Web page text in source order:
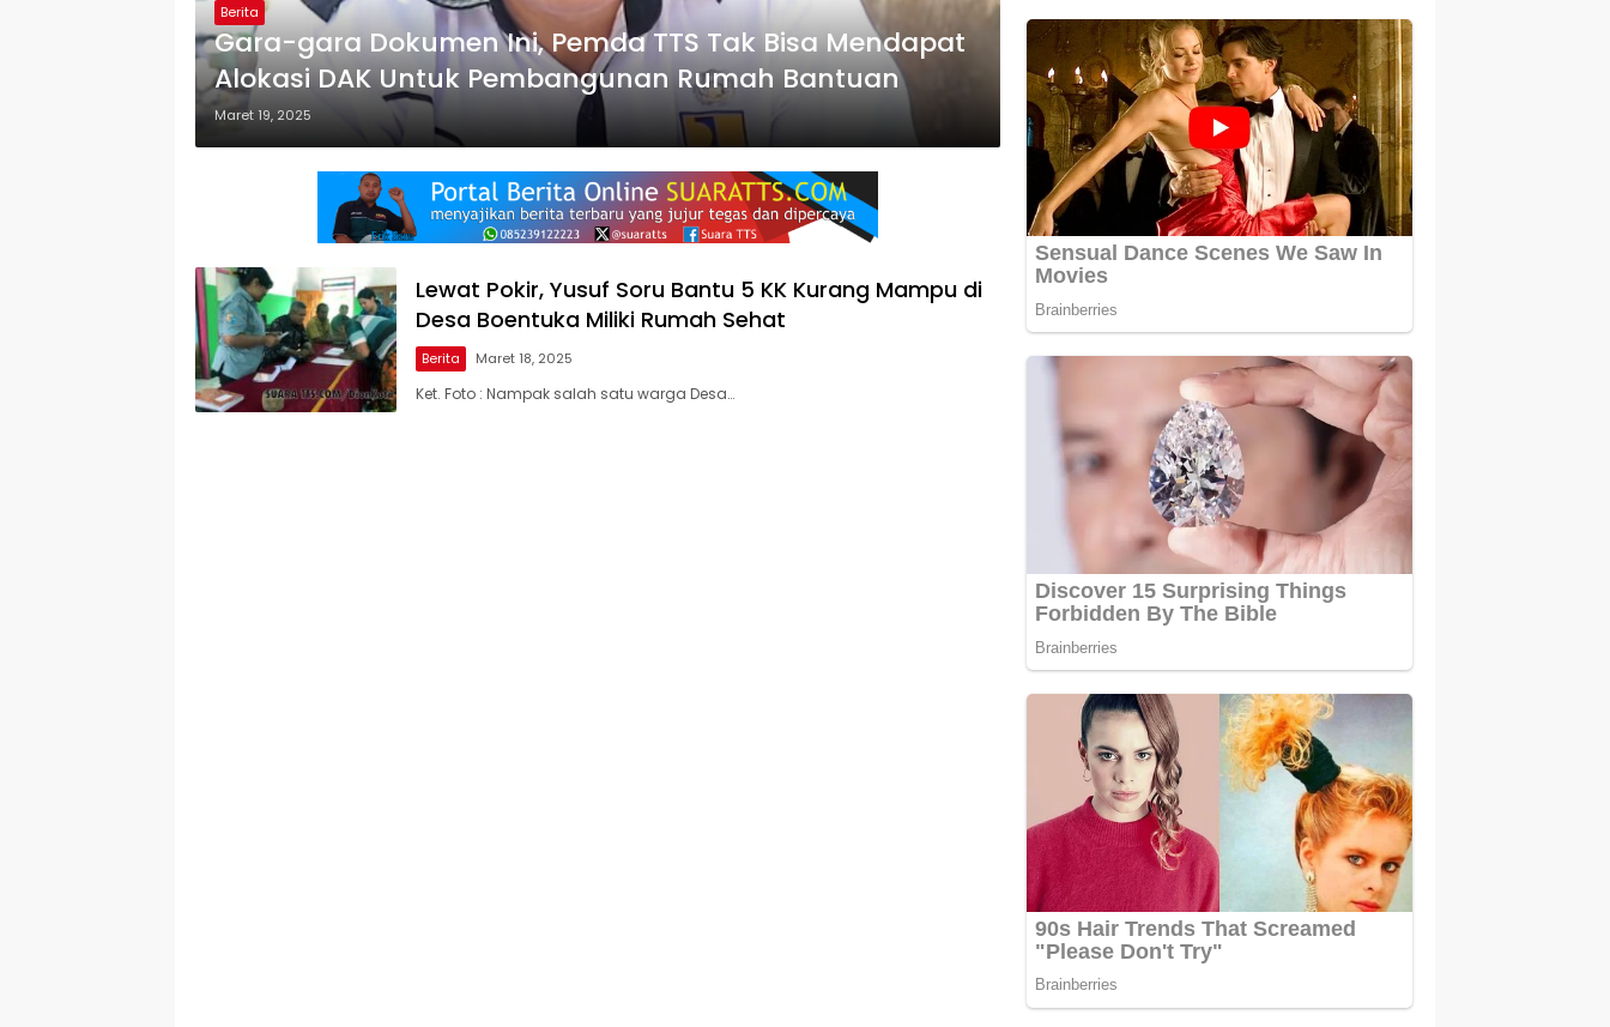
Berita
Gara-gara Dokumen Ini, Pemda TTS Tak Bisa Mendapat
Alokasi DAK Untuk Pembangunan Rumah Bantuan
Maret 19, 2025
Lewat Pokir, Yusuf Soru Bantu 5 KK Kurang Mampu di
Desa Boentuka Miliki Rumah Sehat
Berita Maret 18, 2025
Ket. Foto : Nampak salah satu warga Desa…